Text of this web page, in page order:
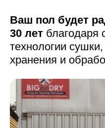
Ваш пол будет
30 лет
технологии сушки,
хранения и